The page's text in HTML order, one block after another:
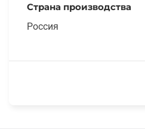
Страна производства
Россия